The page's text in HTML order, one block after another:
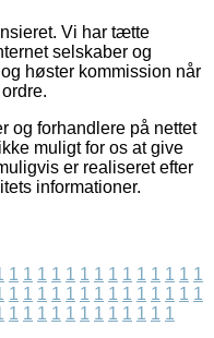
Vi har tætte
selskaber og
høster kommission når
og forhandlere på nettet
muligt for os at give
er realiseret efter
informationer.
1 1 1 1 1 1 1 1 1 1 1 1 1 1
1 1 1 1 1 1 1 1 1 1 1 1 1 1
1 1 1 1 1 1 1 1 1 1 1 1